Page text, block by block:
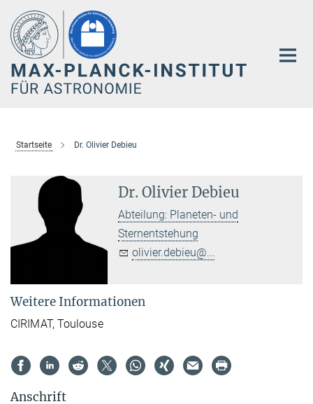
Hauptinhalt
Startseite Dr. Olivier Debieu
Dr. Olivier Debieu
Abteilung: Planeten- und
Sternentstehung
olivier.debieu@...
Weitere Informationen
CIRIMAT, Toulouse
Anschrift